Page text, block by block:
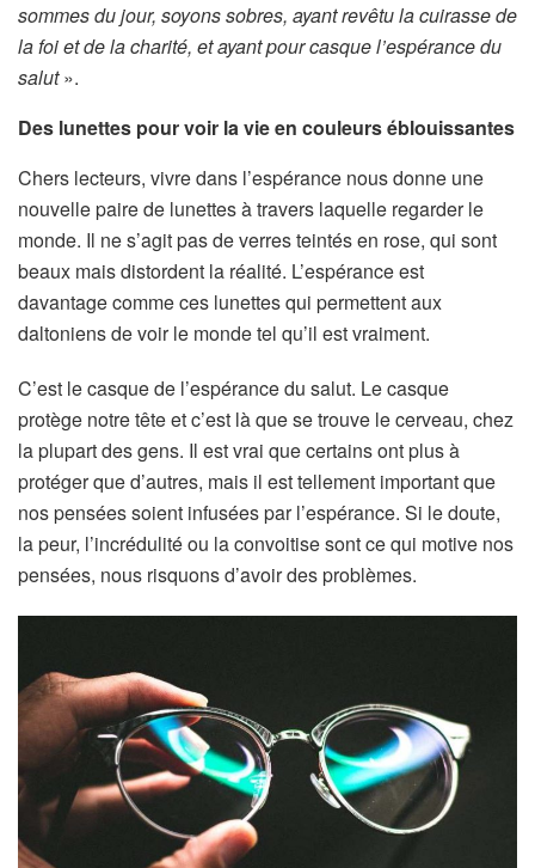
sommes du jour, soyons sobres, ayant revêtu la cuirasse de
la foi et de la charité, et ayant pour casque l’espérance du
salut».
Des lunettes pour voir la vie en couleurs éblouissantes
Chers lecteurs, vivre dans l’espérance nous donne une
nouvelle paire de lunettes à travers laquelle regarder le
monde. Il ne s’agit pas de verres teintés en rose, qui sont
beaux mais distordent la réalité. L’espérance est
davantage comme ces lunettes qui permettent aux
daltoniens de voir le monde tel qu’il est vraiment.
C’est le casque de l’espérance du salut. Le casque
protège notre tête et c’est là que se trouve le cerveau, chez
la plupart des gens. Il est vrai que certains ont plus à
protéger que d’autres, mais il est tellement important que
nos pensées soient infusées par l’espérance. Si le doute,
la peur, l’incrédulité ou la convoitise sont ce qui motive nos
pensées, nous risquons d’avoir des problèmes.